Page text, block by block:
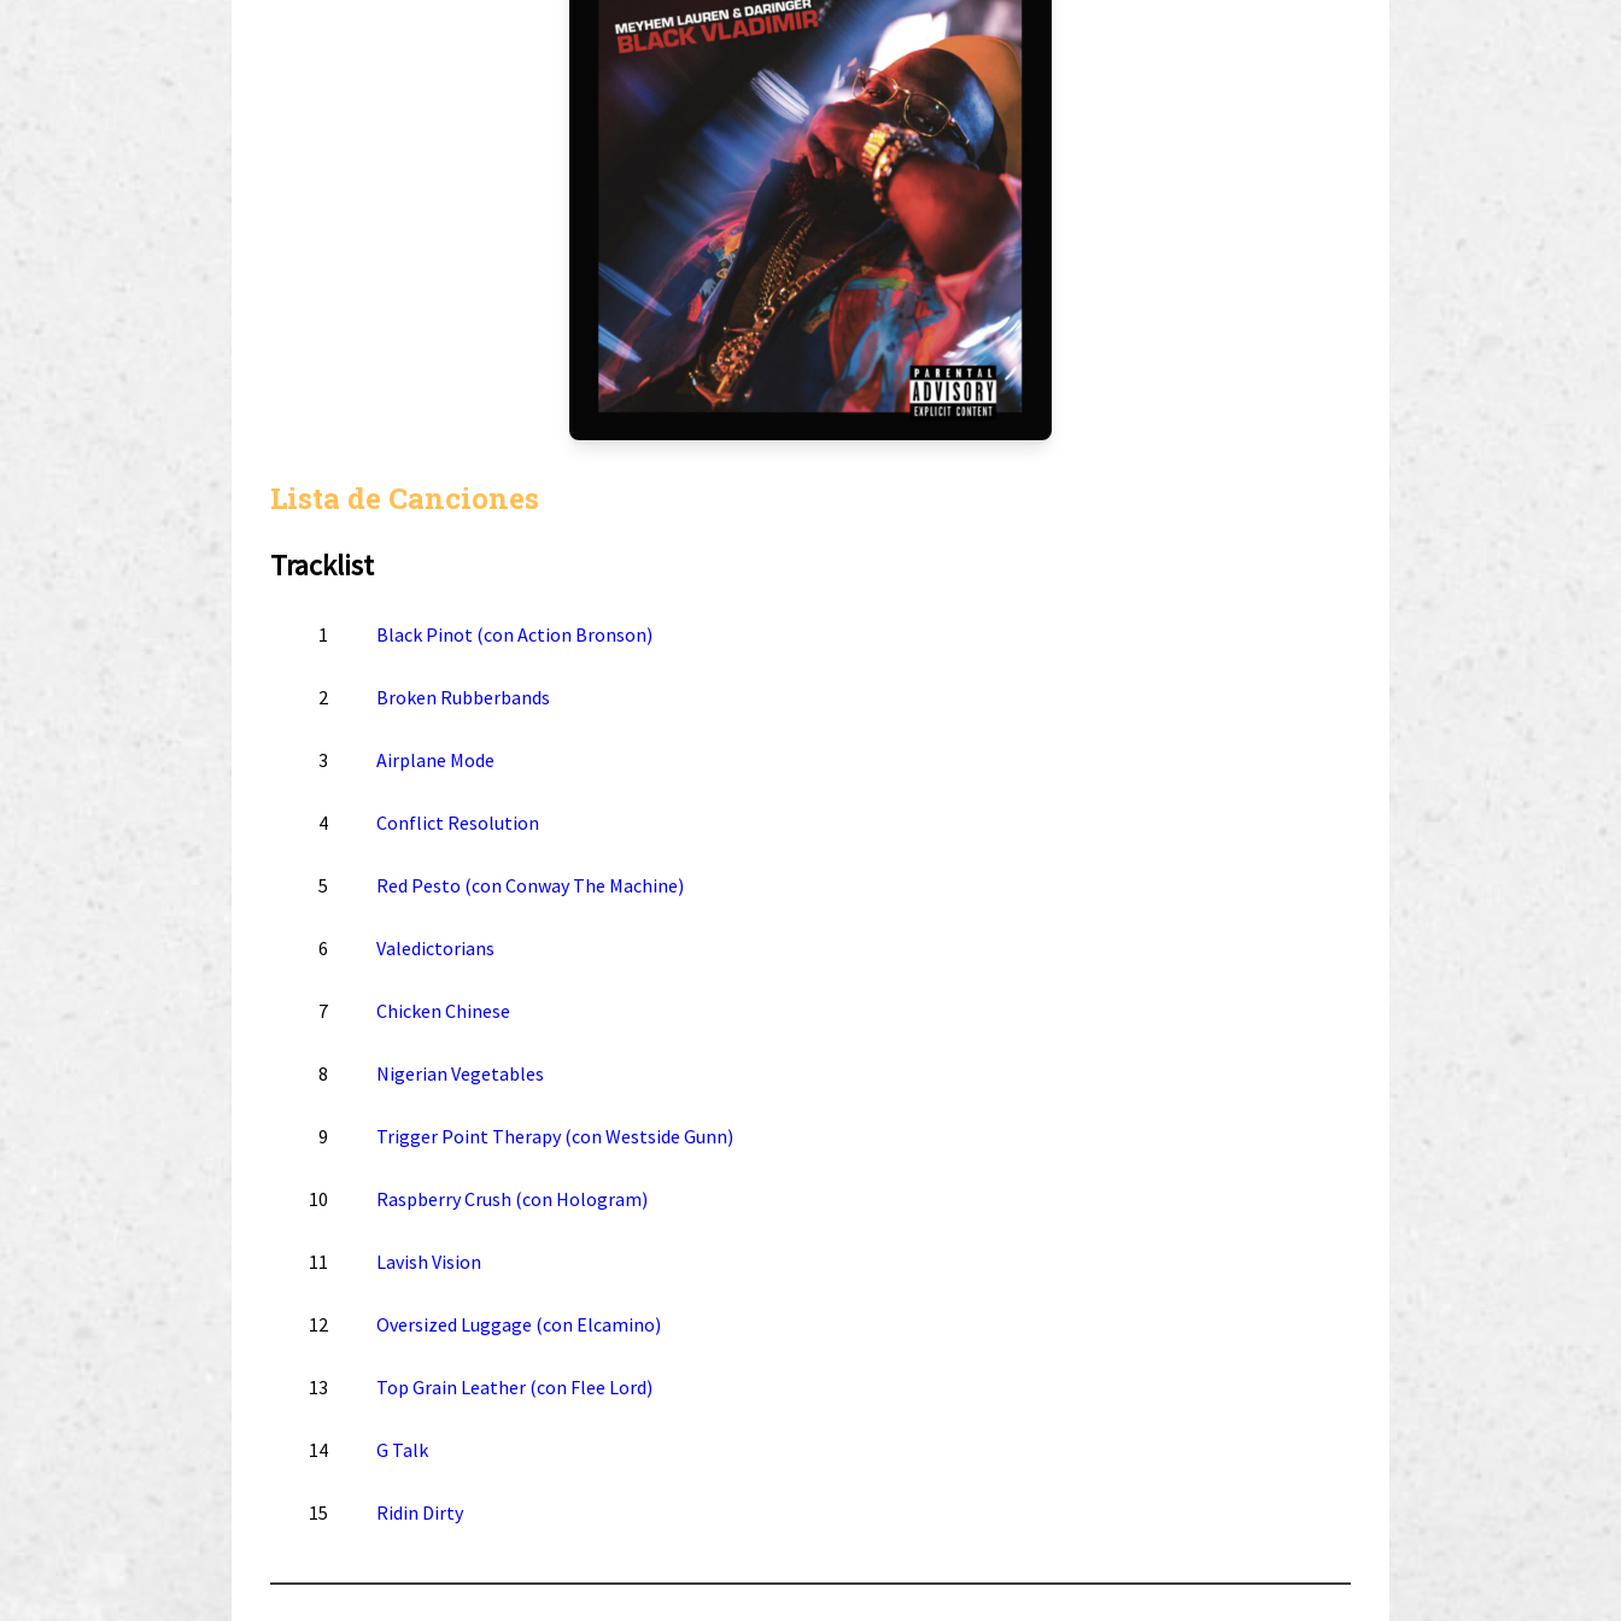
Lista de Canciones
Tracklist
1 Black Pinot (con Action Bronson)
2 Broken Rubberbands
3 Airplane Mode
4 Conflict Resolution
5 Red Pesto (con Conway The Machine)
6 Valedictorians
7 Chicken Chinese
8 Nigerian Vegetables
9 Trigger Point Therapy (con Westside Gunn)
10 Raspberry Crush (con Hologram)
11 Lavish Vision
12 Oversized Luggage (con Elcamino)
13 Top Grain Leather (con Flee Lord)
14 G Talk
15 Ridin Dirty